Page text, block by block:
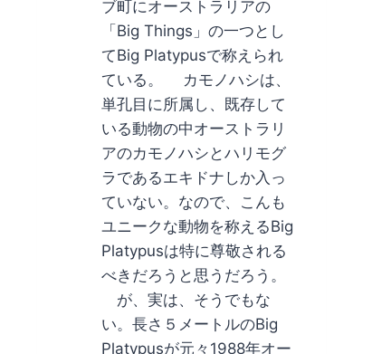
ブ町にオーストラリアの
「Big Things」の一つとし
てBig Platypusで称えられ
ている。 カモノハシは、
単孔目に所属し、既存して
いる動物の中オーストラリ
アのカモノハシとハリモグ
ラであるエキドナしか入っ
ていない。なので、こんも
ユニークな動物を称えるBig
Platypusは特に尊敬される
べきだろうと思うだろう。
が、実は、そうでもな
い。長さ５メートルのBig
Platypusが元々1988年オー